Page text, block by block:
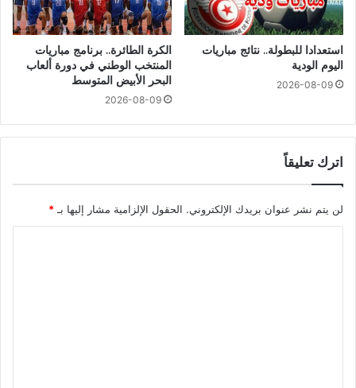
استعدادا للبطولة.. نتائج مباريات
اليوم الودية
2026-08-09
الكرة الطائرة.. برنامج مباريات
المنتخب الوطني في دورة ألعاب
البحر الأبيض المتوسط
2026-08-09
اترك تعليقاً
لن يتم نشر عنوان بريدك الإلكتروني. الحقول الإلزامية مشار إليها بـ *